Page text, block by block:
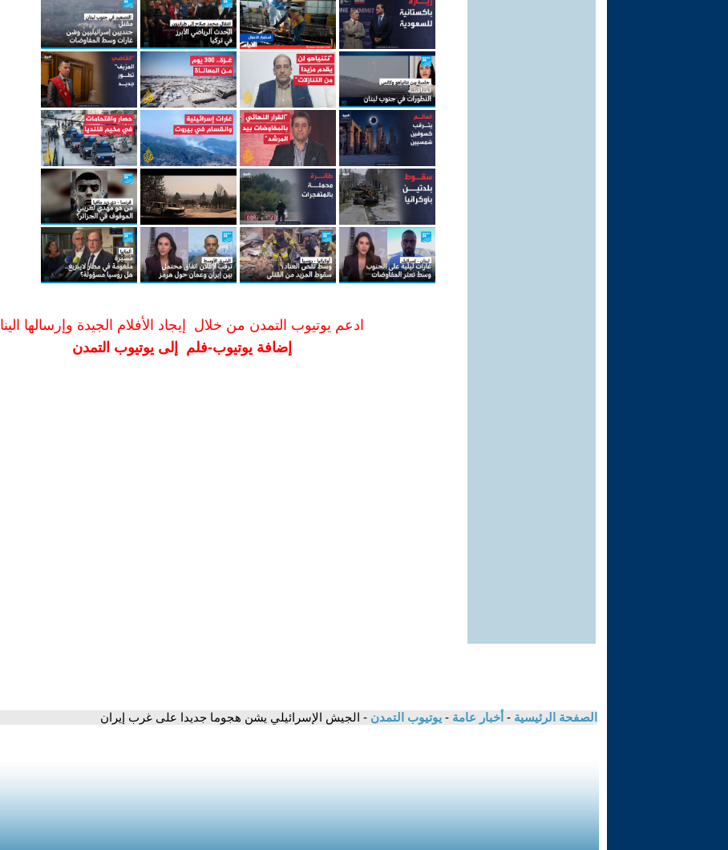
ادعم يوتيوب التمدن من خلال إيجاد الأفلام الجيدة وإرسالها الينا
إضافة يوتيوب-فلم إلى يوتيوب التمدن
الصفحة الرئيسية - أخبار عامة - يوتيوب التمدن - الجيش الإسرائيلي يشن هجوما جديدا على غرب إيران